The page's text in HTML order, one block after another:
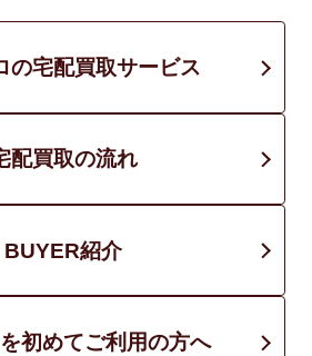
の宅配買取サービス
配買取の流れ
BUYER紹介
初めてご利用の方へ